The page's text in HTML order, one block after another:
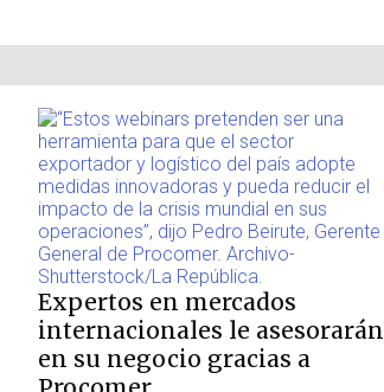
Expertos en mercados
internacionales le asesorarán
en su negocio gracias a